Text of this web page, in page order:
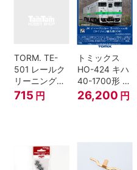
TORM. TE-
501 レールク
リーニングリ
キッド 100ml
715 円
トミックス
HO-424 キハ
40-1700形 タ
イフォン撤去
車 M HOゲー
26,200 円